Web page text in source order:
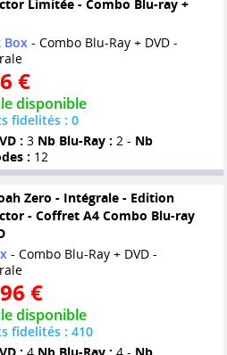
Limitée - Combo Blu-ray +
Box- Combo Blu-Ray + DVD -
€
disponible
fidelités : 0
: 3 Nb Blu-Ray : 2 - Nb
: 12
Zero - Intégrale - Edition
- Coffret A4 Combo Blu-ray
- Combo Blu-Ray + DVD -
€
disponible
fidelités : 410